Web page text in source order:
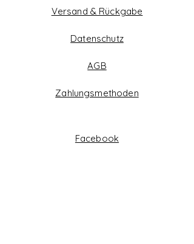
Versand & Rückgabe
Datenschutz
AGB
Zahlungsmethoden
Facebook